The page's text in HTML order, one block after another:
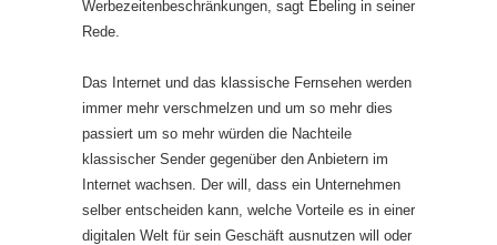
Werbezeitenbeschränkungen, sagt Ebeling in seiner
Rede.
Das Internet und das klassische Fernsehen werden
immer mehr verschmelzen und um so mehr dies
passiert um so mehr würden die Nachteile
klassischer Sender gegenüber den Anbietern im
Internet wachsen. Der will, dass ein Unternehmen
selber entscheiden kann, welche Vorteile es in einer
digitalen Welt für sein Geschäft ausnutzen will oder